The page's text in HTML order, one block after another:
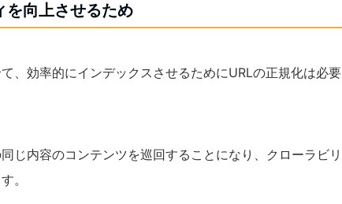
向上させるため
、効率的にインデックスさせるためにURLの正規化は必要
じ内容のコンテンツを巡回することになり、クローラビリ
。